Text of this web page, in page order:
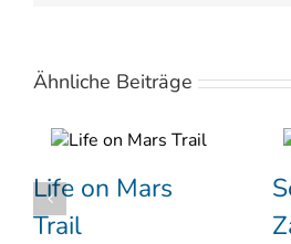
Ähnliche Beiträge
Life on Mars
Trail